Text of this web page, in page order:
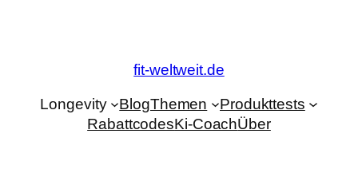
fit-weltweit.de
Longevity BlogThemen
Produkttests
RabattcodesKi-CoachÜber